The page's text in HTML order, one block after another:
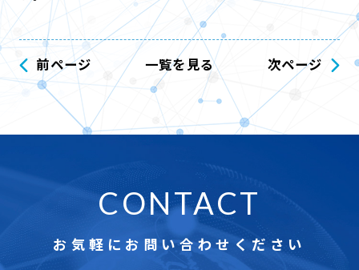
前ページ 一覧を見る 次ページ
CONTACT
お気軽にお問い合わせください